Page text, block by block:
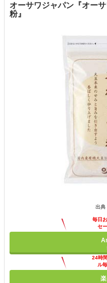
オーサワジャパン『オー
粉』
出典
毎日
セ
24時
ル